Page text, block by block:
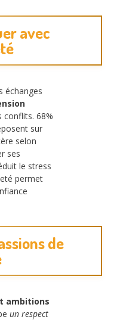
avec
échanges
conflits. 68%
sur
selon
ses
le stress
permet
de
ambitions
un respect